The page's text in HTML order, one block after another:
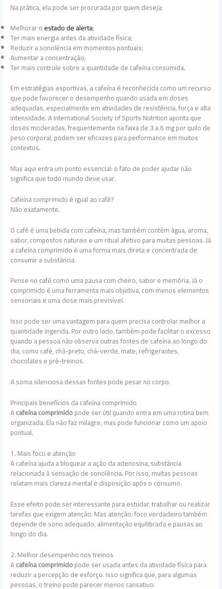
Na prática, ela pode ser procurada por quem deseja:
Melhorar oestado de alerta;
Ter mais energia antes da atividade física;
Reduzir a sonolência em momentos pontuais;
Aumentar a concentração;
Ter mais controle sobre a quantidade de cafeína consumida.
Em estratégias esportivas, a cafeína é reconhecida como um recurso
que pode favorecer o desempenho quando usada em doses
adequadas, especialmente em atividades de resistência, força e alta
intensidade. A International Society of Sports Nutrition aponta que
doses moderadas, frequentemente na faixa de 3 a 6 mg por quilo de
peso corporal, podem ser eficazes para performance em muitos
contextos.
Mas aqui entra um ponto essencial: o fato de poder ajudar não
significa que todo mundo deve usar.
Cafeína comprimido é igual ao café?
Não exatamente.
O café é uma bebida com cafeína, mas também contém água, aroma,
sabor, compostos naturais e um ritual afetivo para muitas pessoas. Já
a cafeína comprimido é uma forma mais direta e concentrada de
consumir a substância.
Pense no café como uma pausa com cheiro, sabor e memória. Já o
comprimido é uma ferramenta mais objetiva, com menos elementos
sensoriais e uma dose mais previsível.
Isso pode ser uma vantagem para quem precisa controlar melhor a
quantidade ingerida. Por outro lado, também pode facilitar o excesso
quando a pessoa não observa outras fontes de cafeína ao longo do
dia, como café, chá-preto, chá-verde, mate, refrigerantes,
chocolates e pré-treinos.
A soma silenciosa dessas fontes pode pesar no corpo.
Principais benefícios da cafeína comprimido
Acafeína comprimidopode ser útil quando entra em uma rotina bem
organizada. Ela não faz milagre, mas pode funcionar como um apoio
pontual.
1. Mais foco e atenção
A cafeína ajuda a bloquear a ação da adenosina, substância
relacionada à sensação de sonolência. Por isso, muitas pessoas
relatam mais clareza mental e disposição após o consumo.
Esse efeito pode ser interessante para estudar, trabalhar ou realizar
tarefas que exigem atenção. Mas atenção: foco verdadeiro também
depende de sono adequado, alimentação equilibrada e pausas ao
longo do dia.
2. Melhor desempenho nos treinos
Acafeína comprimidopode ser usada antes da atividade física para
reduzir a percepção de esforço. Isso significa que, para algumas
pessoas, o treino pode parecer menos cansativo.